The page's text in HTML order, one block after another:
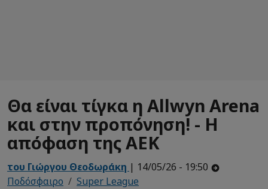
Θα είναι τίγκα η Αllwyn Arena
και στην προπόνηση! - Η
απόφαση της ΑΕΚ
του Γιώργου Θεοδωράκη | 14/05/26 - 19:50
Ποδόσφαιρο
Super League